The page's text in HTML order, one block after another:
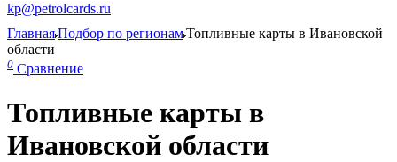
kp@petrolcards.ru
ГлавнаяПодбор по регионамТопливные карты в Ивановской
области
0 Сравнение
Топливные карты в
Ивановской области